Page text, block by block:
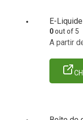
E-
0out of 5
A partir